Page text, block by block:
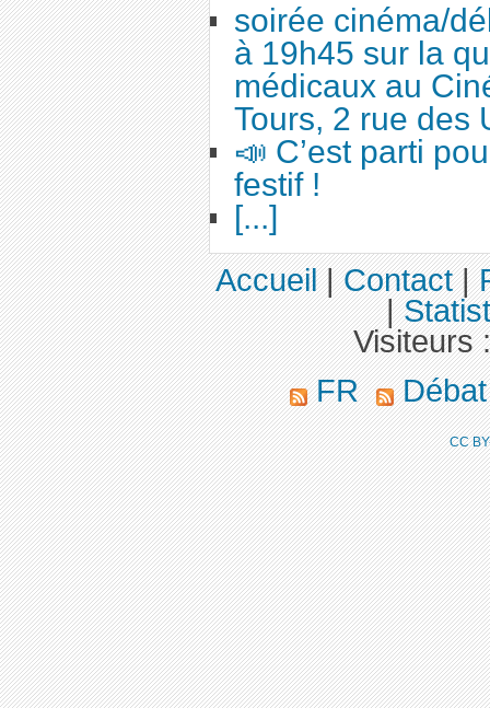
soirée cinéma/
à 19h45 sur la
médicaux au
Tours, 2 rue des
📣 C’est parti
festif !
[...]
Accueil|Contact|
|
Visiteurs
FR
CC